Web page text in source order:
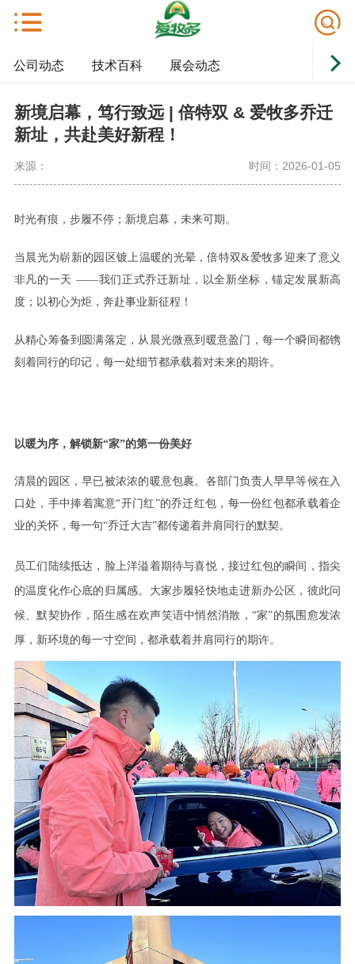
公司动态 技术百科 展会动态
新境启幕，笃行致远 | 倍特双 & 爱牧多乔迁
新址，共赴美好新程！
来源： 时间：2026-01-05
时光有痕，步履不停；新境启幕，未来可期。
当晨光为崭新的园区镀上温暖的光晕，倍特双&爱牧多迎来了意义
非凡的一天 ——我们正式乔迁新址，以全新坐标，锚定发展新高
度；以初心为炬，奔赴事业新征程！
从精心筹备到圆满落定，从晨光微熹到暖意盈门，每一个瞬间都镌
刻着同行的印记，每一处细节都承载着对未来的期许。
以暖为序，解锁新“家”的第一份美好
清晨的园区，早已被浓浓的暖意包裹。各部门负责人早早等候在入
口处，手中捧着寓意“开门红”的乔迁红包，每一份红包都承载着企
业的关怀，每一句“乔迁大吉”都传递着并肩同行的默契。
员工们陆续抵达，脸上洋溢着期待与喜悦，接过红包的瞬间，指尖
的温度化作心底的归属感。大家步履轻快地走进新办公区，彼此问
候、默契协作，陌生感在欢声笑语中悄然消散， “家”的氛围愈发浓
厚，新环境的每一寸空间，都承载着并肩同行的期许。